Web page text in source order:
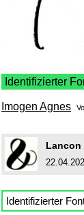
Identifizierter
Imogen Agnes
Lancon
Identifizierter